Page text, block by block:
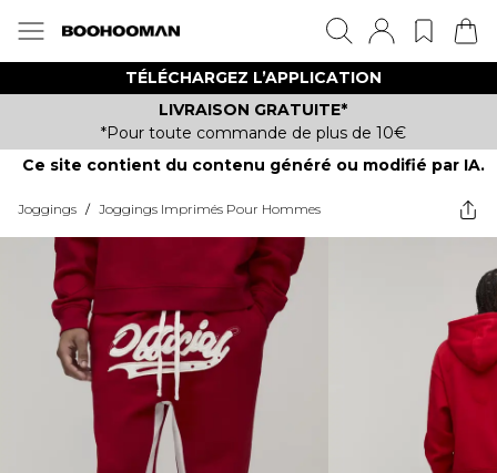
TÉLÉCHARGEZ L’APPLICATION
LIVRAISON GRATUITE*
*Pour toute commande de plus de 10€
Ce site contient du contenu généré ou modifié par IA.
Joggings / Joggings Imprimés Pour Hommes